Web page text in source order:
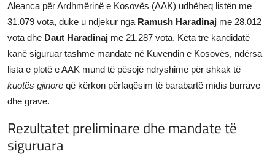
Aleanca për Ardhmërinë e Kosovës (AAK) udhëheq listën me
31.079 vota, duke u ndjekur nga Ramush Haradinaj me 28.012
vota dhe Daut Haradinaj me 21.287 vota. Këta tre kandidatë
kanë siguruar tashmë mandate në Kuvendin e Kosovës, ndërsa
lista e plotë e AAK mund të pësojë ndryshime për shkak të
kuotës gjinore që kërkon përfaqësim të barabartë midis burrave
dhe grave.
Rezultatet preliminare dhe mandate të
siguruara